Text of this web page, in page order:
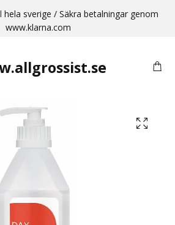
hela sverige / Säkra betalningar genom
www.klarna.com